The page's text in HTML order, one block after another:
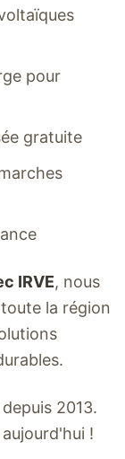
pour
gratuite
IRVE, nous
la région
2013.
!